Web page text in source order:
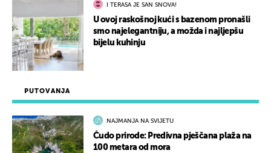
PUTOVANJA
NAJMANJA NA SVIJETU
Čudo prirode: Predivna pješčana plaža na
100 metara od mora
I TERASA JE SAN SNOVA!
U ovoj raskošnoj kući s bazenom pronašli
smo najelegantniju, a možda i najljepšu
bijelu kuhinju